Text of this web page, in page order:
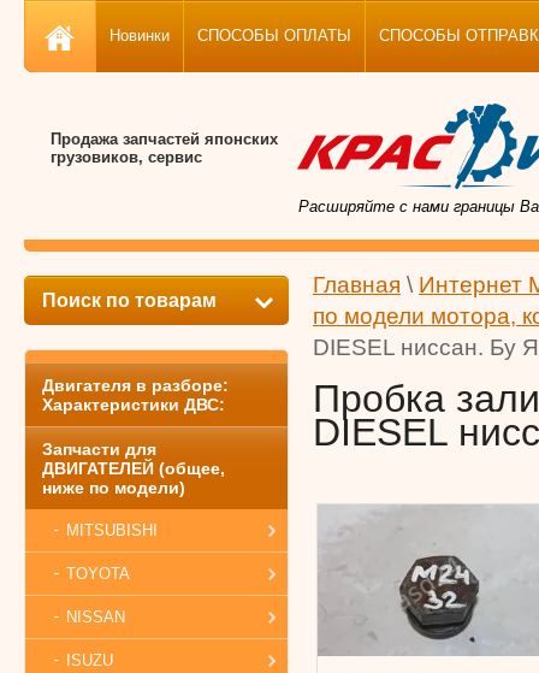
Новинки СПОСОБЫ ОПЛАТЫ СПОСОБЫ ОТПРАВКИ,
Продажа запчастей японских
грузовиков, сервис
Расширяйте с нами границы
Поиск по товарам
Двигателя в разборе:
Характеристики ДВС:
Запчасти для
ДВИГАТЕЛЕЙ (общее,
ниже по модели)
MITSUBISHI
TOYOTA
NISSAN
ISUZU
Главная \ Интернет
по модели мотора,
DIESEL ниссан. Бу
Пробка
DIESEL